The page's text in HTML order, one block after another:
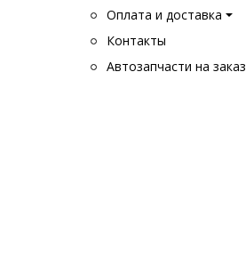
Оплата и доставка
Контакты
Автозапчасти на заказ